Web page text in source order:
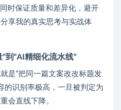
时保证质量和差异化，避开
享我的真实思考与实战体
到“AI精细化流水线”
是“把同一篇文案改改标题发
的识别率极高，一旦被判定为
会直线下降。